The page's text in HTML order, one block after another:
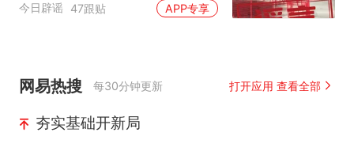
今日辟谣 47跟贴 APP专享
网易热搜 每30分钟更新 打开应用 查看全部
夯实基础开新局